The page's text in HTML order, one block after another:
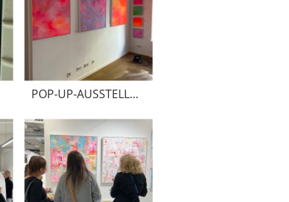
POP-UP-AUSSTELLUNG Okt.-Dez.2024